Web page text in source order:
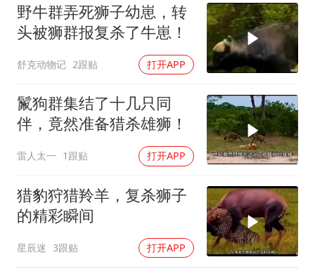
夏日经济乘“热”而上 消费市场向“新”而行
人民的健康、体质、幸福一脉相承
野牛群弄死狮子幼崽，转
头被狮群报复杀了牛崽！
舒克动物记 2跟贴 打开APP
鬣狗群集结了十几只同
伴，竟然准备猎杀雄狮！
雷人太一 1跟贴 打开APP
猎豹狩猎羚羊，复杀狮子
的精彩瞬间
星辰迷 3跟贴 打开APP